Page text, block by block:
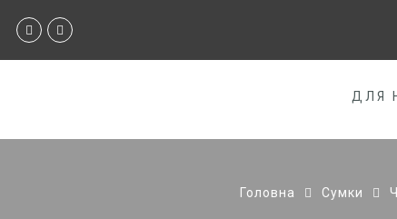
ДЛЯ
Головна Сумки